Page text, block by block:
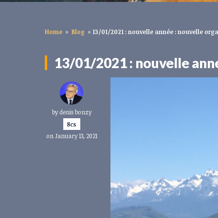
Home » Blog » 13/01/2021 : nouvelle année : nouvelle
13/01/2021 : nouvelle
bydenis bonzy
8cs
on January 13, 2021